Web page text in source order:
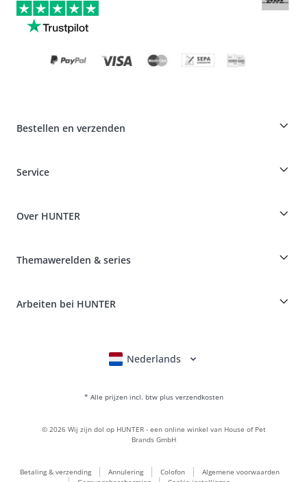
Bestellen en verzenden
Specials voor hondenprofessionals
Informatie over levering
Klachten over & retourneren van producten
Service
Rassentabel
Ziektekostenverzekering huisdieren
Over HUNTER
It*s a family Business
Leder is onze passie
Themawerelden & series
BVB Dortmund
Hondenkleding
LOVE
Arbeiten bei HUNTER
* Alle prijzen incl. btw plus verzendkosten
Nederlands
Betaling & verzending Annulering Colofon
Algemene voorwaarden
© 2026 Wij zijn dol op HUNTER - een online winkel van House of Pet
Brands GmbH